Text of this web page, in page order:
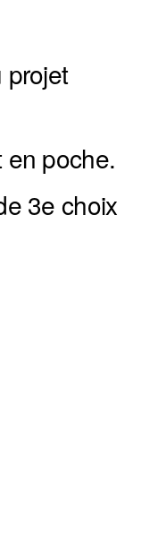
projet
en poche.
3e choix